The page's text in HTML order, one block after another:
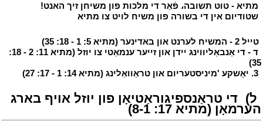
מתיא - טוט תשובה، פֿאַר די מלכות פון משיחן זיך האנט!
שטודיום אין די בשורה פון משיח לויט צו מתיא
טייל 2 - המשיח לערנט און באדינער (מתיא 5: 1 - 18: 35)
ד - די אַנבאַליווינג יידן און זייער ענמאַטי צו יוזל (מתיא 11: 2 - 18:
35)
3. יאָשקע 'מיניסטעריום און טראַוואַלינג (מתיא 14: 1 - 17: 27)
ל) די טראַנספיגוראַטיאָן פון יוזל אויף בארג
הערמאָן (מתיא 17: 8-1) י